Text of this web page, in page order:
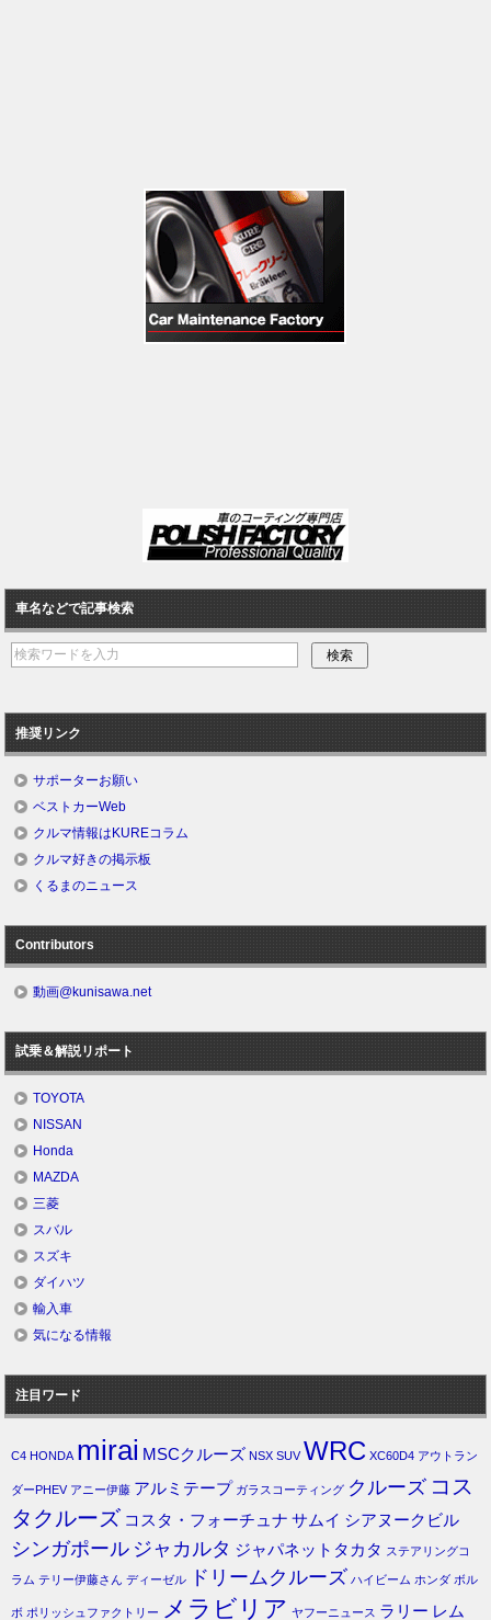
車名などで記事検索
推奨リンク
サポーターお願い
ベストカーWeb
クルマ情報はKUREコラム
クルマ好きの掲示板
くるまのニュース
Contributors
動画@kunisawa.net
試乗＆解説リポート
TOYOTA
NISSAN
Honda
MAZDA
三菱
スバル
スズキ
ダイハツ
輸入車
気になる情報
注目ワード
C4 HONDA mirai MSCクルーズ NSX SUV WRC XC60D4 アウトラン
ダーPHEV アニー伊藤 アルミテープ ガラスコーティング クルーズ コス
タクルーズ コスタ・フォーチュナ サムイ シアヌークビル
シンガポール ジャカルタ ジャパネットタカタ ステアリングコ
ラム テリー伊藤さん ディーゼル ドリームクルーズ ハイビーム ホンダ ボル
ボ ポリッシュファクトリー メラビリア ヤフーニュース ラリー レム